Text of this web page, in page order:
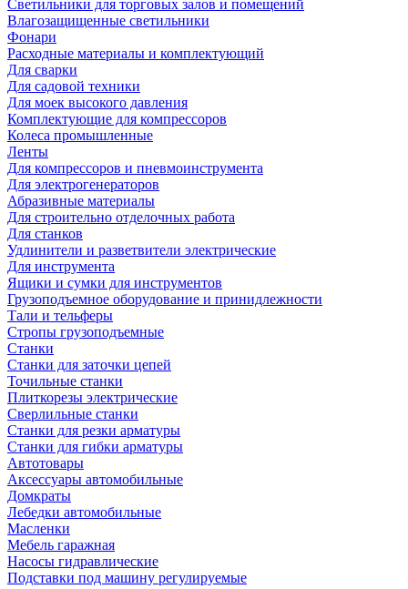
Светильники для торговых залов и помещений
Влагозащищенные светильники
Фонари
Расходные материалы и комплектующий
Для сварки
Для садовой техники
Для моек высокого давления
Комплектующие для компрессоров
Колеса промышленные
Ленты
Для компрессоров и пневмоинструмента
Для электрогенераторов
Абразивные материалы
Для строительно отделочных работа
Для станков
Удлинители и разветвители электрические
Для инструмента
Ящики и сумки для инструментов
Грузоподъемное оборудование и принидлежности
Тали и тельферы
Стропы грузоподъемные
Станки
Станки для заточки цепей
Точильные станки
Плиткорезы электрические
Сверлильные станки
Станки для резки арматуры
Станки для гибки арматуры
Автотовары
Аксессуары автомобильные
Домкраты
Лебедки автомобильные
Масленки
Мебель гаражная
Насосы гидравлические
Подставки под машину регулируемые